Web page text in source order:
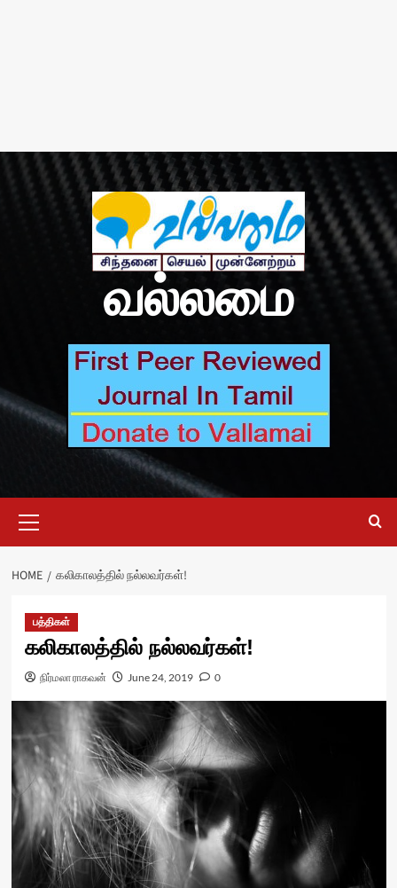
வல்லமை
Menu
HOME கலிகாலத்தில் நல்லவர்கள்!
பத்திகள்
கலிகாலத்தில் நல்லவர்கள்!
நிர்மலா ராகவன் June 24, 2019 0